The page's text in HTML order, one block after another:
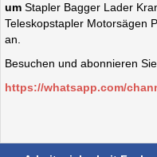
um Stapler Bagger Lader
Teleskopstapler Motorsägen
an.
Besuchen und abonnieren
https://whatsapp.com/